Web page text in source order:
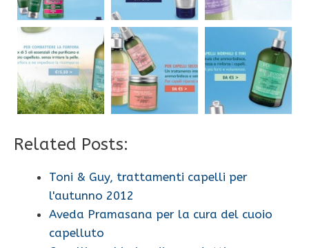
Related Posts:
Toni & Guy, trattamenti capelli per
l'autunno 2012
Aveda Pramasana per la cura del cuoio
capelluto